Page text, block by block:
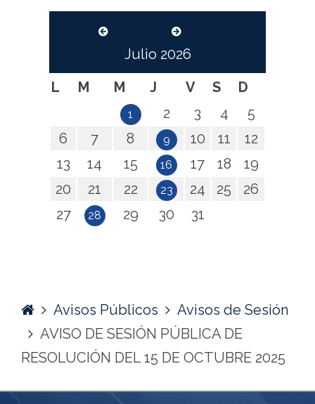
Julio 2026
L
M M J V S D
1 2 3 4
5
6
7 8 9 10 11
12
13
14 15 16 17 18
19
20
21 22 23 24 25
26
27
28 29 30 31
HomeAvisos Públicos
Avisos de Sesión
AVISO DE SESIÓN PÚBLICA DE
RESOLUCIÓN DEL 15 DE OCTUBRE 2025